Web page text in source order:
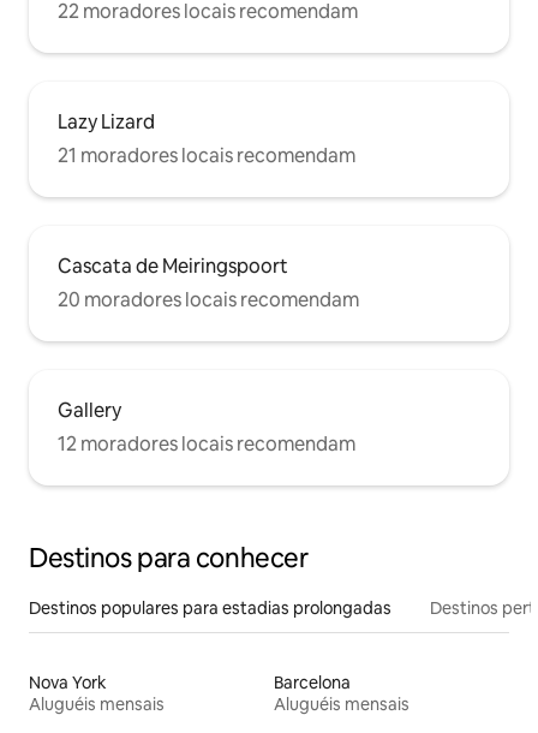
22 moradores locais recomendam
Lazy Lizard
21 moradores locais recomendam
Cascata de Meiringspoort
20 moradores locais recomendam
Gallery
12 moradores locais recomendam
Destinos para conhecer
Destinos populares para estadias prolongadas Destinos
Nova York
Aluguéis mensais
Barcelona
Aluguéis mensais